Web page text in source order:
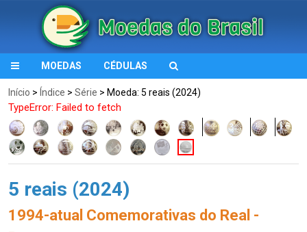
MOEDAS CÉDULAS
Início > Índice > Série > Moeda: 5 reais (2024)
TypeError: Failed to fetch
5 reais (2024)
1994-atual Comemorativas do Real -